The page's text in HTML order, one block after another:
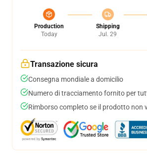
Production
Today
Shipping
Jul. 29
Transazione sicura
Consegna mondiale a domicilio
Numero di tracciamento fornito per
Rimborso completo se il prodotto non